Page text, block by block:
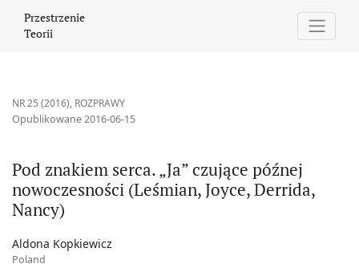
Przestrzenie
Teorii
NR 25 (2016), ROZPRAWY
Pod znakiem serca. „Ja” czujące późnej
nowoczesności (Leśmian, Joyce, Derrida,
Nancy)
Opublikowane 2016-06-15
Aldona Kopkiewicz
Poland